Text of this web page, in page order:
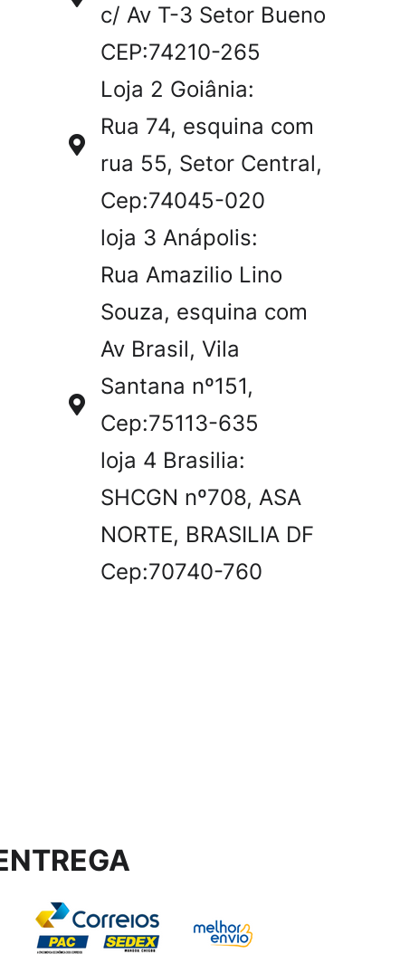
c/ Av T-3 Setor Bueno
CEP:74210-265
Loja 2 Goiânia:
Rua 74, esquina com
rua 55, Setor Central,
Cep:74045-020
loja 3 Anápolis:
Rua Amazilio Lino
Souza, esquina com
Av Brasil, Vila
Santana nº151,
Cep:75113-635
loja 4 Brasilia:
SHCGN nº708, ASA
NORTE, BRASILIA DF
Cep:70740-760